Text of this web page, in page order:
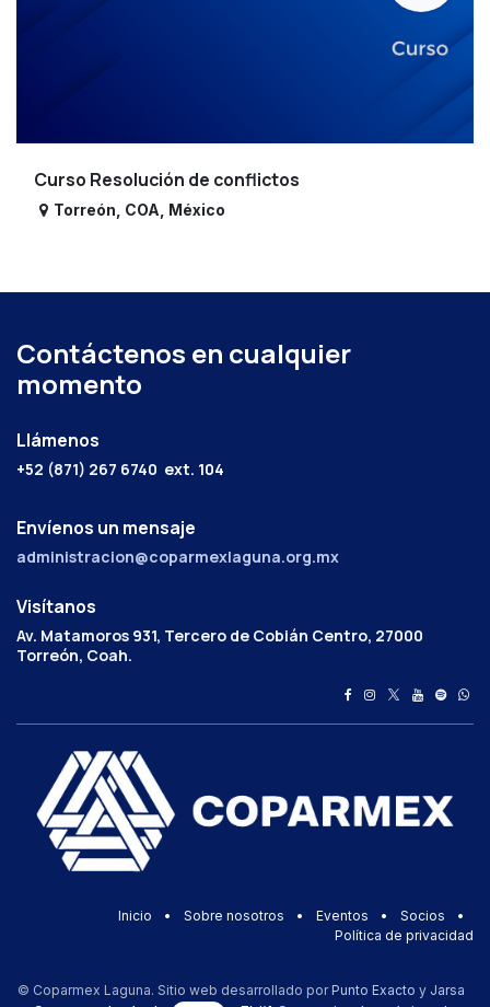
Curso Resolución de conflictos
Torreón COA México
Contáctenos en cualquier
momento
Llámenos
+52 (871) 267 6740 ext. 104
Envíenos un mensaje
administracion@coparmexlaguna.org.mx
Visítanos
Av. Matamoros 931, Tercero de Cobián Centro, 27000
Torreón, Coah.
Inicio • Sobre nosotros • Eventos • Socios
•
Política de privacidad
© Coparmex Laguna. Sitio web desarrollado por Punto Exacto y Jarsa